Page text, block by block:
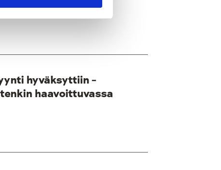
hyväksyttiin –
haavoittuvassa